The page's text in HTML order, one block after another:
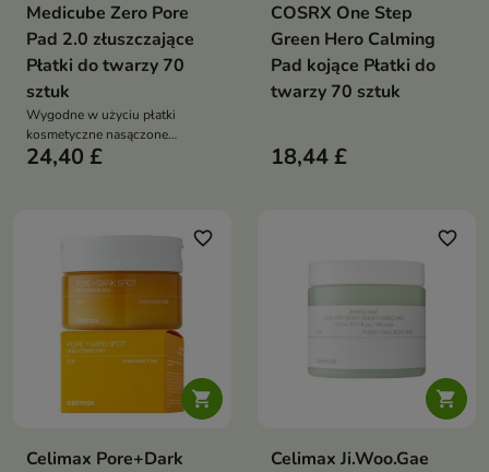
Medicube Zero Pore
Pad 2.0 złuszczające
Płatki do twarzy 70
sztuk
Wygodne w użyciu płatki
kosmetyczne nasączone
aktywnym płynem
24,40 £
COSRX One Step
Green Hero Calming
Pad kojące Płatki do
twarzy 70 sztuk
18,44 £

favorite_border
Celimax Pore+Dark

favorite_border
Celimax Ji.Woo.Gae